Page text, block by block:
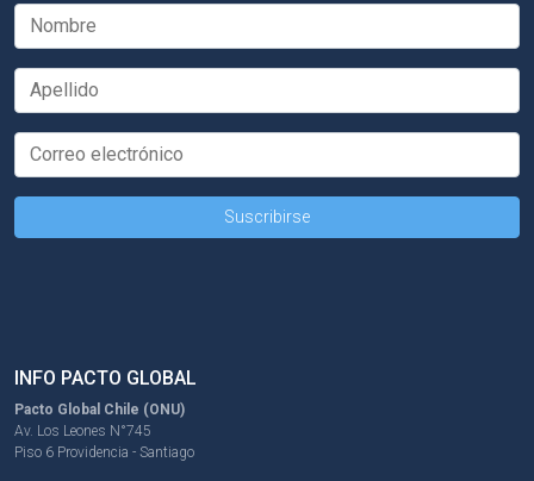
INFO PACTO GLOBAL
Pacto Global Chile (ONU)
Av. Los Leones N°745
Piso 6 Providencia - Santiago